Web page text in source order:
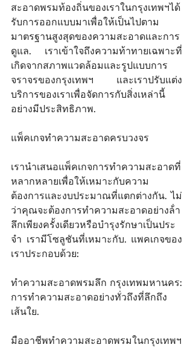
สะอาดพรมท้องถิ่นของเราในกรุงเทพฯได้
รับการออกแบบมาเพื่อให้เป็นไปตาม
มาตรฐานสูงสุดของความสะอาดและการ
ดูแล. เราเข้าใจถึงความท้าทายเฉพาะที่
เกิดจากสภาพแวดล้อมและรูปแบบการ
จราจรของกรุงเทพฯ และเราปรับแต่ง
บริการของเราเพื่อจัดการกับสิ่งเหล่านี้
อย่างมีประสิทธิภาพ.
แพ็คเกจทําความสะอาดครบวงจร
เรานําเสนอแพ็คเกจการทําความสะอาดที่
หลากหลายเพื่อให้เหมาะกับความ
ต้องการและงบประมาณที่แตกต่างกัน. ไม่
ว่าคุณจะต้องการทําความสะอาดอย่างล้ํา
ลึกเพียงครั้งเดียวหรือบํารุงรักษาเป็นประ
จํา เรามีโซลูชันที่เหมาะกับ. แพคเกจของ
เราประกอบด้วย:
ทําความสะอาดพรมลึก กรุงเทพมหานคร:
การทําความสะอาดอย่างทั่วถึงที่ลึกถึง
เส้นใย.
มืออาชีพทําความสะอาดพรมในกรุงเทพฯ